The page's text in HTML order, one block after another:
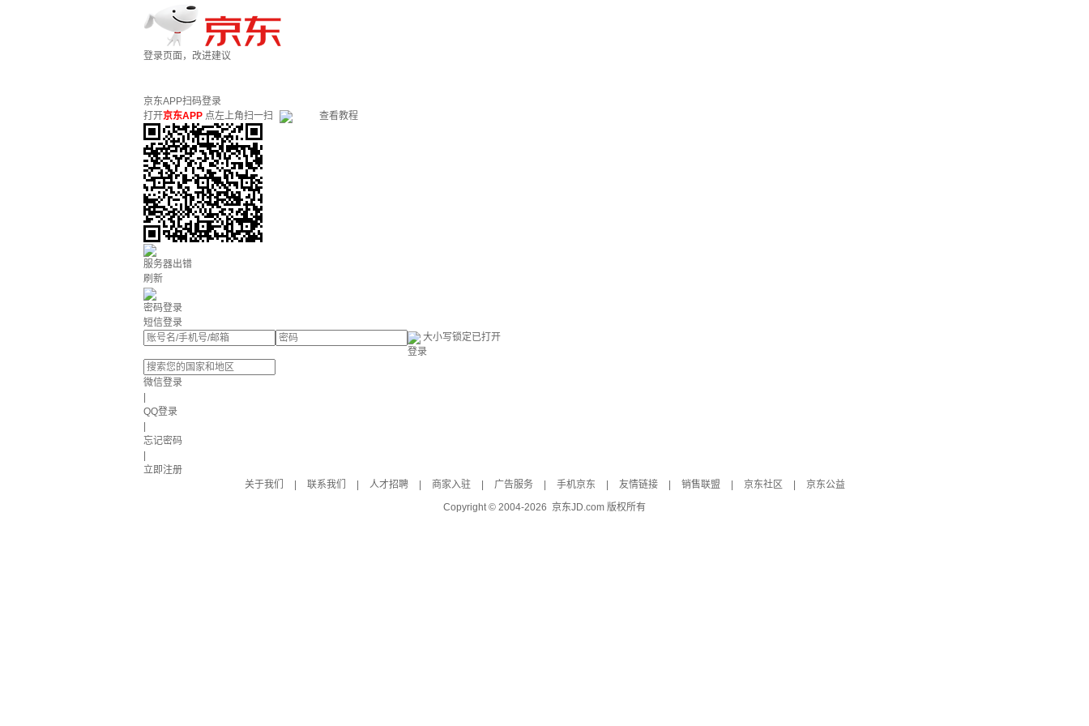
登录页面，改进建议
京东APP扫码登录
打开京东APP 点左上角扫一扫 查看教程
服务器出错
刷新
密码登录
短信登录
大小写锁定已打开
登录
微信登录
QQ登录
忘记密码
立即注册
关于我们
联系我们 人才招聘 商家入驻 广告服务 手机京东 友情链接 销售联盟 京东社区
京东公益
Copyright © 2004-2026 京东JD.com 版权所有